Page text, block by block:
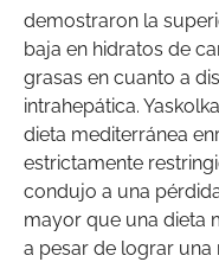
demostraron la
baja en hidratos de
grasas en cuanto a
intrahepática.
dieta mediterránea
estrictamente
condujo a una
mayor que una dieta
a pesar de lograr una